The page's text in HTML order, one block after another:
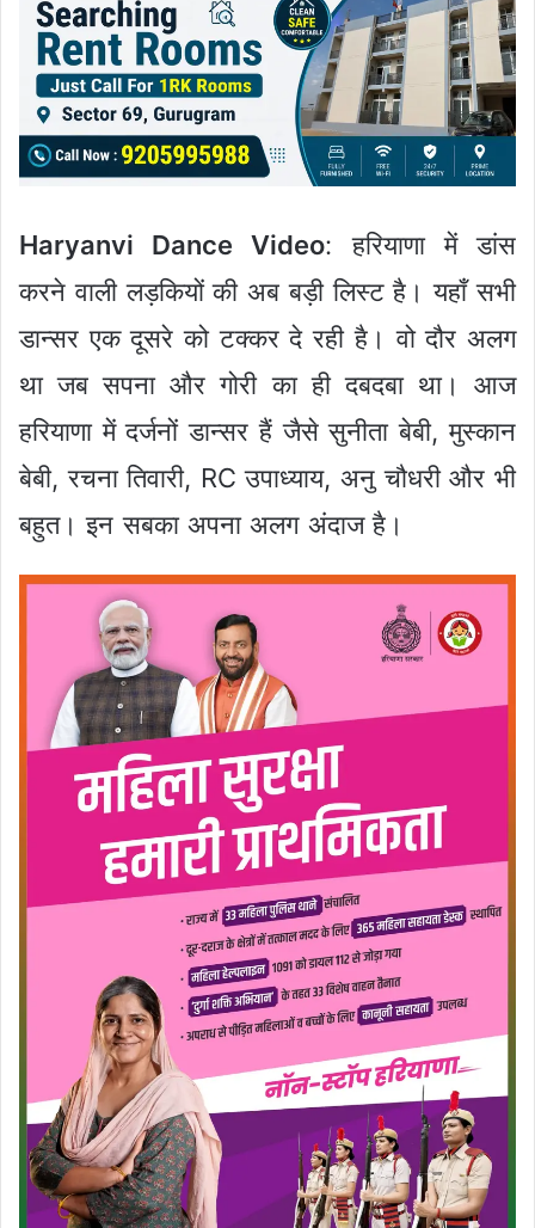
Haryanvi Dance Video: हरियाणा में डांस
करने वाली लड़कियों की अब बड़ी लिस्ट है। यहाँ सभी
डान्सर एक दूसरे को टक्कर दे रही है। वो दौर अलग
था जब सपना और गोरी का ही दबदबा था। आज
हरियाणा में दर्जनों डान्सर हैं जैसे सुनीता बेबी, मुस्कान
बेबी, रचना तिवारी, RC उपाध्याय, अनु चौधरी और भी
बहुत। इन सबका अपना अलग अंदाज है।